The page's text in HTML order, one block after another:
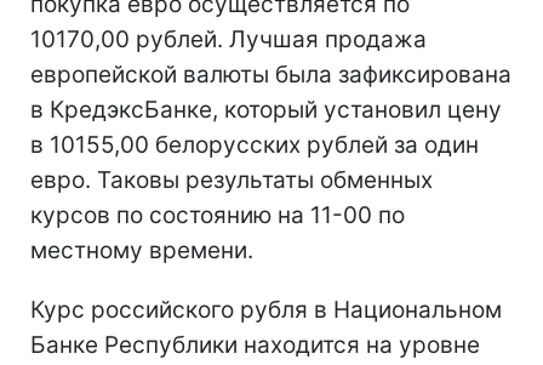
10170,00 рублей. Лучшая продажа
европейской валюты была зафиксирована
в КредэксБанке, который установил цену
в 10155,00 белорусских рублей за один
евро. Таковы результаты обменных
курсов по состоянию на 11-00 по
местному времени.
Курс российского рубля в Национальном
Банке Республики находится на уровне